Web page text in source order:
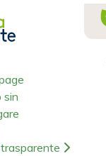
sin